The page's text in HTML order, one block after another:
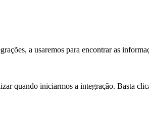
a usaremos para encontrar as
quando iniciarmos a integração. Basta